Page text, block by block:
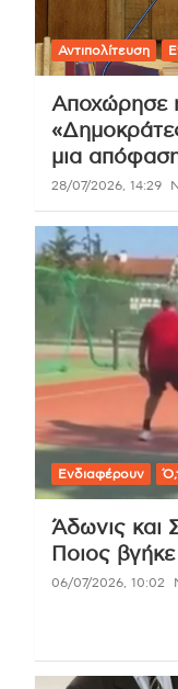
Αντιπολίτευση
Αποχώρησε
μια
28/07/2026, 14:29
Ενδιαφέρουν
Άδωνις και
Ποιος
06/07/2026, 10:02